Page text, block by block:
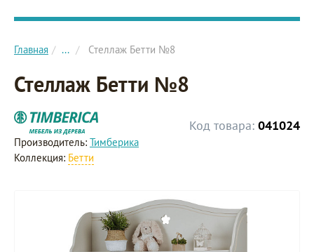
Главное меню сайта
Главная ... Стеллаж Бетти №8
Стеллаж Бетти №8
Код товара: 041024
Производитель: Тимберика
Коллекция: Бетти